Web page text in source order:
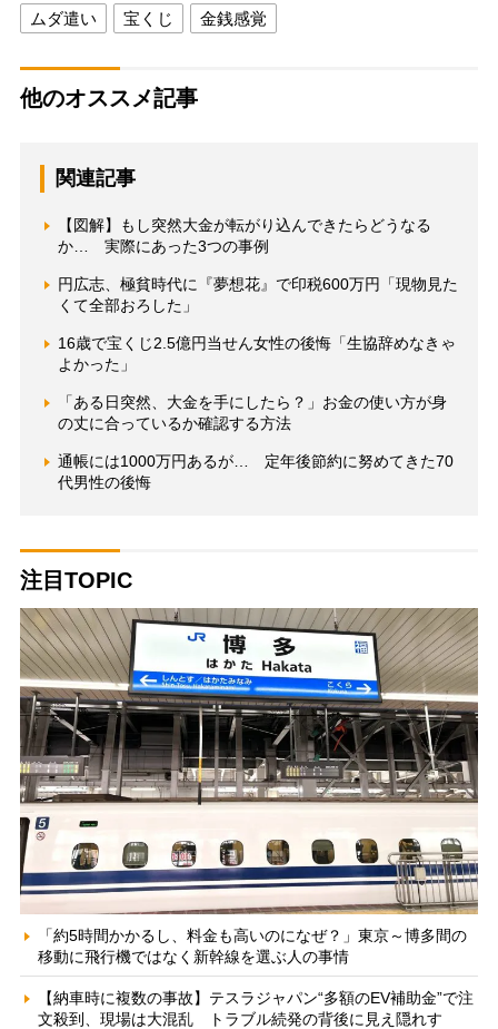
ムダ遣い 宝くじ 金銭感覚
他のオススメ記事
関連記事
【図解】もし突然大金が転がり込んできたらどうなる
か… 実際にあった3つの事例
円広志、極貧時代に『夢想花』で印税600万円「現物見た
くて全部おろした」
16歳で宝くじ2.5億円当せん女性の後悔「生協辞めなきゃ
よかった」
「ある日突然、大金を手にしたら？」お金の使い方が身
の丈に合っているか確認する方法
通帳には1000万円あるが… 定年後節約に努めてきた70
代男性の後悔
注目TOPIC
「約5時間かかるし、料金も高いのになぜ？」東京～博多間の
移動に飛行機ではなく新幹線を選ぶ人の事情
【納車時に複数の事故】テスラジャパン“多額のEV補助金”で注
文殺到、現場は大混乱 トラブル続発の背後に見え隠れす